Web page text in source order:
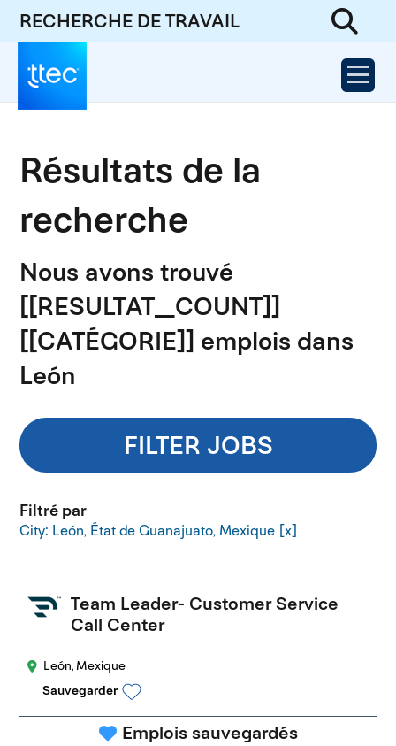
RECHERCHE DE TRAVAIL
Résultats de la
recherche
Nous avons trouvé
[[RESULTAT_COUNT]]
[[CATÉGORIE]] emplois dans
León
FILTER JOBS
Filtré par
City: León, État de Guanajuato, Mexique
Team Leader- Customer Service
Call Center
León, Mexique
Sauvegarder
Emplois sauvegardés